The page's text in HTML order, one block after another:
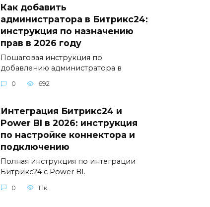
Как добавить
администратора в Битрикс24:
инструкция по назначению
прав в 2026 году
Пошаговая инструкция по
добавлению администратора в
0 692
Интеграция Битрикс24 и
Power BI в 2026: инструкция
по настройке коннектора и
подключению
Полная инструкция по интеграции
Битрикс24 с Power BI.
0 1.1к.